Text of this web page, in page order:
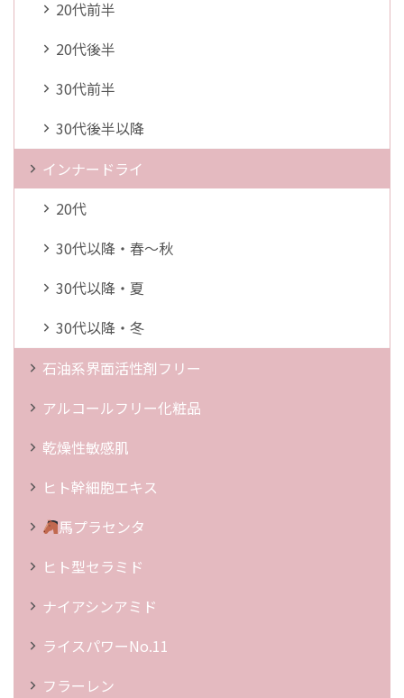
20代前半
20代後半
30代前半
30代後半以降
インナードライ
20代
30代以降・春～秋
30代以降・夏
30代以降・冬
石油系界面活性剤フリー
アルコールフリー化粧品
乾燥性敏感肌
ヒト幹細胞エキス
馬プラセンタ
ヒト型セラミド
ナイアシンアミド
ライスパワーNo.11
フラーレン